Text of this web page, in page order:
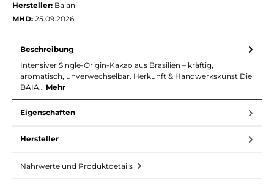
Hersteller: Baiani
MHD: 25.09.2026
Beschreibung
Intensiver Single-Origin-Kakao aus Brasilien – kräftig,
aromatisch, unverwechselbar. Herkunft & Handwerkskunst Die
BAIA… Mehr
Eigenschaften
Hersteller
Nährwerte und Produktdetails